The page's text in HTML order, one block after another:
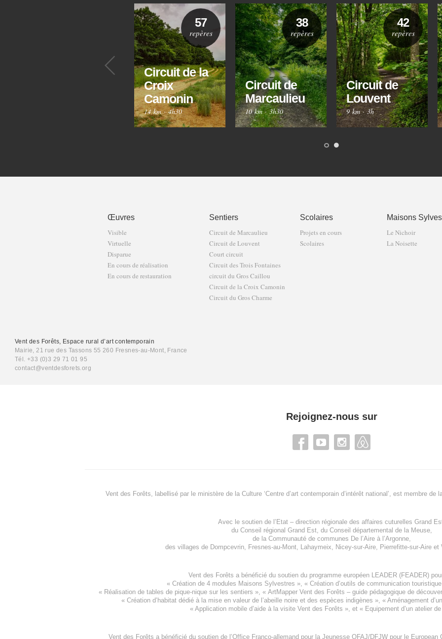
Précédent
Circuit de la
Croix
Camonin
14 km·4h30
57
repères
Circuit de
Marcaulieu
10 km·3h30
38
repères
Circuit de
Louvent
9 km·3h
42
repères
Œuvres
Visible
Virtuelle
Disparue
En cours de réalisation
En cours de restauration
Sentiers
Circuit de Marcaulieu
Circuit de Louvent
Court circuit
Circuit des Trois Fontaines
circuit du Gros Caillou
Circuit de la Croix Camonin
Circuit du Gros Charme
Scolaires
Projets en cours
Scolaires
Maisons
Le Nichoir
La Noisette
Vent des Forêts, Espace rural d’art contemporain
Mairie, 21 rue des Tassons 55 260 Fresnes-au-Mont, France
Tél. +33 (0)3 29 71 01 95
contact@ventdesforets.org
Rejoignez-nous sur
Vent des Forêts, labellisé par le ministère de la Culture ‘Centre d’art contemporain d’intérêt national’, est membre de
Avec le soutien de l’ Etat – direction régionale des affaires cuturelles Grand
du Conseil régional Grand Est, du Conseil départemental de la Meuse,
de la Communauté de communes De l’Aire à l’Argonne,
des villages de Dompcevrin, Fresnes-au-Mont, Lahaymeix, Nicey-sur-Aire, Pierrefitte-sur-Aireet
Vent des Forêts a bénéficié du soutien du programme européen LEADER (FEADER)
« Création de 4 modules Maisons Sylvestres », « Création d’outils de communication
« Réalisation de tables de pique-nique sur les sentiers », « ArtMapper Vent des Forêts – guide pédagogique de
« Création d’habitat dédié à la mise en valeur de l’abeille noire et des espèces indigènes », « Aménagement
« Application mobile d’aide à la visite Vent des Forêts », et « Equipement d’un atelier
Vent des Forêts a bénéficié du soutien de l’Office Franco-allemand pour la Jeunesse OFAJ/DFJW pour le European